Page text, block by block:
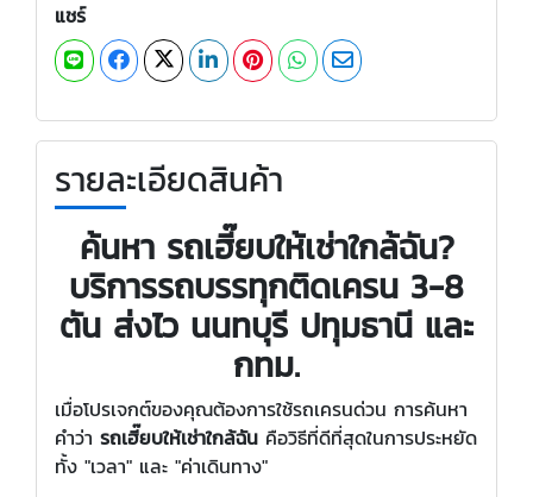
แชร์
รายละเอียดสินค้า
ค้นหา รถเฮี๊ยบให้เช่าใกล้ฉัน?
บริการรถบรรทุกติดเครน 3-8
ตัน ส่งไว นนทบุรี ปทุมธานี และ
กทม.
เมื่อโปรเจกต์ของคุณต้องการใช้รถเครนด่วน การค้นหา
คำว่า รถเฮี๊ยบให้เช่าใกล้ฉัน คือวิธีที่ดีที่สุดในการประหยัด
ทั้ง "เวลา" และ "ค่าเดินทาง"